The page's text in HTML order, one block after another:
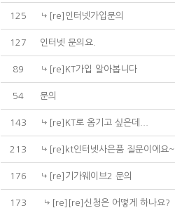
125 [re]인터넷가입문의
127 인터넷 문의요.
89 [re]KT가입 알아봅니다
54 문의
143 [re]KT로 옴기고 싶은데...
213 [re]kt인터넷사은품 질문이에요~
176 [re]기가웨이브2 문의
173 [re][re]신청은 어떻게 하나요?